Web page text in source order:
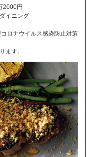
2000円
イニング
ロナウイルス感染防止対策
ます。